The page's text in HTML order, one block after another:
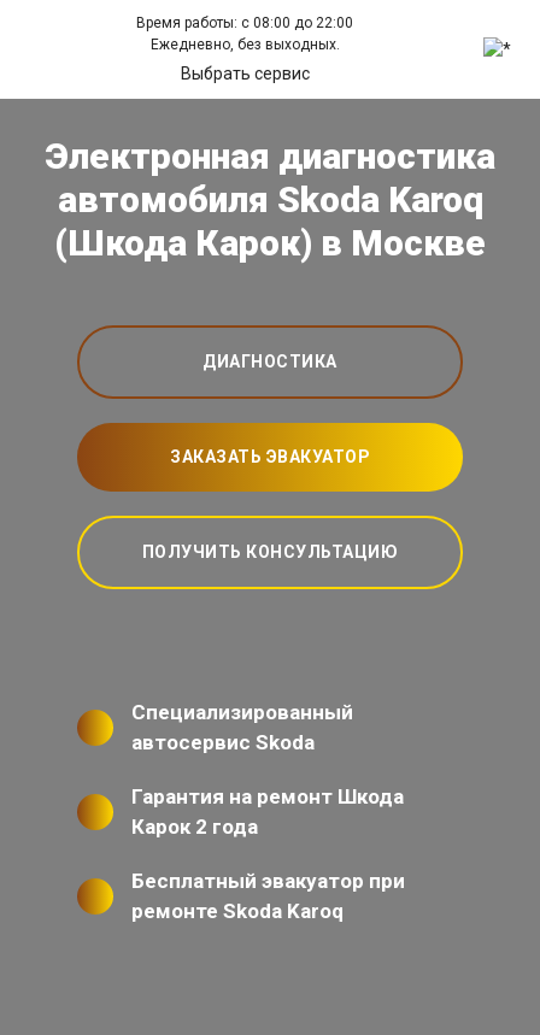
Время работы: с 08:00 до 22:00
Ежедневно, без выходных.
Выбрать сервис
Электронная диагностика
автомобиля Skoda Karoq
(Шкода Карок) в Москве
ДИАГНОСТИКА
ЗАКАЗАТЬ ЭВАКУАТОР
ПОЛУЧИТЬ КОНСУЛЬТАЦИЮ
Специализированный
автосервис Skoda
Гарантия на ремонт Шкода
Карок 2 года
Бесплатный эвакуатор при
ремонте Skoda Karoq